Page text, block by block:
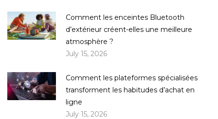
Comment les enceintes Bluetooth
d’extérieur créent-elles une meilleure
atmosphère ?
July 15, 2026
Comment les plateformes spécialisées
transforment les habitudes d’achat en
ligne
July 15, 2026